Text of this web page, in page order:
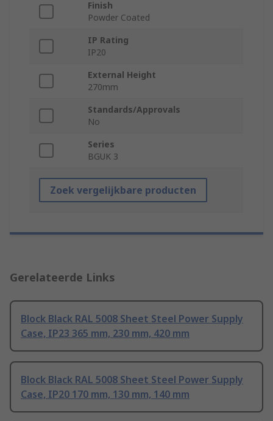
Finish
Powder Coated
IP Rating
IP20
External Height
270mm
Standards/Approvals
No
Series
BGUK 3
Zoek vergelijkbare producten
Gerelateerde Links
Block Black RAL 5008 Sheet Steel Power Supply
Case, IP23 365 mm, 230 mm, 420 mm
Block Black RAL 5008 Sheet Steel Power Supply
Case, IP20 170 mm, 130 mm, 140 mm